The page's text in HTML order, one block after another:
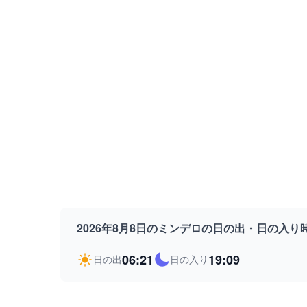
2026年8月8日のミンデロの日の出・日の入り
日の出06:21 日の入り 19:09